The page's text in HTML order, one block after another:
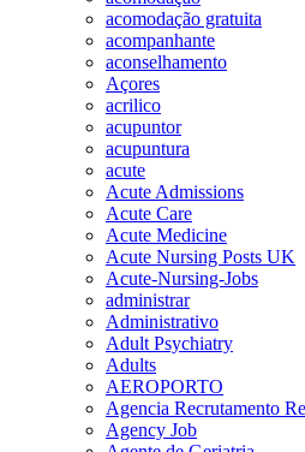
acomodação gratuita
acompanhante
aconselhamento
Açores
acrilico
acupuntor
acupuntura
acute
Acute Admissions
Acute Care
Acute Medicine
Acute Nursing Posts UK
Acute-Nursing-Jobs
administrar
Administrativo
Adult Psychiatry
Adults
AEROPORTO
Agencia Recrutamento
Agency Job